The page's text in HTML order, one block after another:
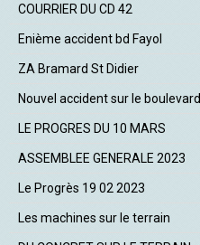
COURRIER DU CD 42
Enième accident bd Fayol
ZA Bramard St Didier
Nouvel accident sur le boulevard
LE PROGRES DU 10 MARS
ASSEMBLEE GENERALE 2023
Le Progrès 19 02 2023
Les machines sur le terrain